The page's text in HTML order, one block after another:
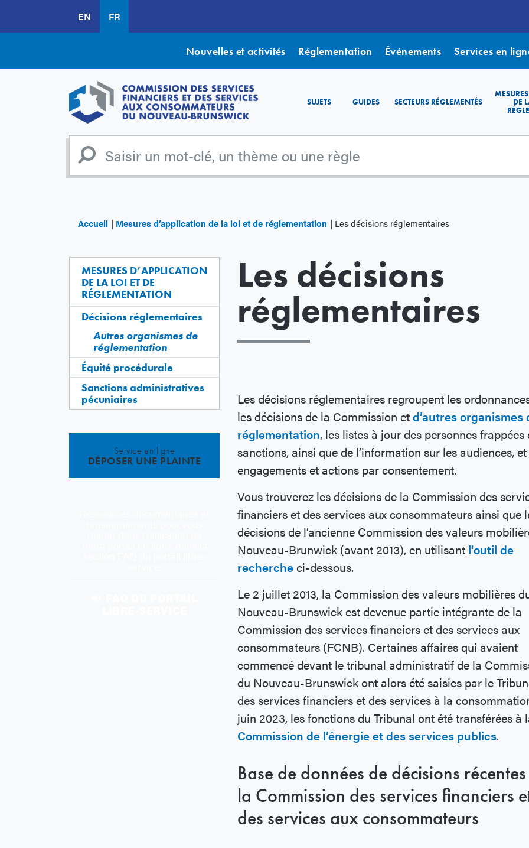
contenu
EN FR
Nouvelles et activités Réglementation Événements Services en
SUJETS GUIDES SECTEURS RÉGLEMENTÉS
DE
Accueil Mesures d’application de la loi et de réglementation Les décisions réglementaires
MESURES D’APPLICATION
DE LA LOI ET DE
RÉGLEMENTATION
Décisions réglementaires
Autres organismes de
réglementation
Équité procédurale
Sanctions administratives
pécuniaires
Service en ligne
DÉPOSER UNE PLAINTE
Les décisions
réglementaires
Les décisions réglementaires regroupent les
les décisions de la Commission etd’autres organismes
réglementation, les listes à jour des personnes frappées
sanctions, ainsi que de l’information sur les audiences,
engagements et actions par consentement.
Vous trouverez les décisions de la Commission des
financiers et des services aux consommateurs ainsi que
décisions de l’ancienne Commission des valeurs
Nouveau-Brunwick (avant 2013), en utilisant l'outil de
rechercheci-dessous.
Le 2 juillet 2013, la Commission des valeurs mobilières
Nouveau-Brunswick est devenue partie intégrante de la
Commission des services financiers et des services aux
consommateurs (FCNB). Certaines affaires qui avaient
commencé devant le tribunal administratif de la
du Nouveau-Brunswick ont alors été saisies par le
des services financiers et des services à la
juin 2023, les fonctions du Tribunal ont été transférées à
Commission de l’énergie et des services publics.
Base de données de décisions
la Commission des services financiers
des services aux consommateurs